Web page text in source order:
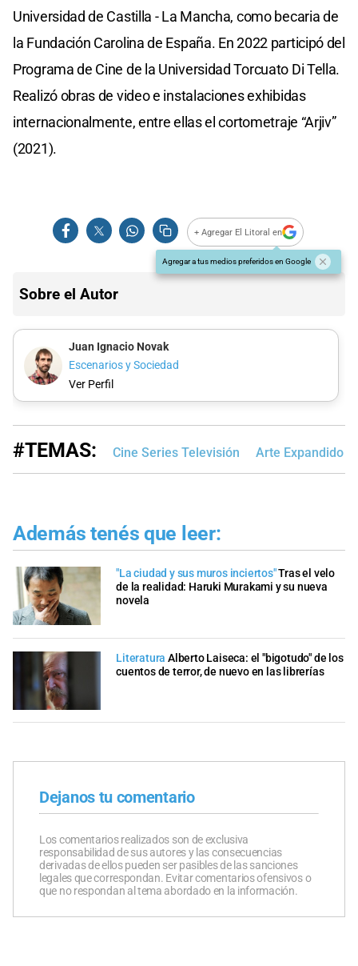
Universidad de Castilla - La Mancha, como becaria de
la Fundación Carolina de España. En 2022 participó del
Programa de Cine de la Universidad Torcuato Di Tella.
Realizó obras de video e instalaciones exhibidas
internacionalmente, entre ellas el cortometraje “Arjiv”
(2021).
+ Agregar El Litoral en
Agregar a tus medios preferidos en Google
Sobre el Autor
Juan Ignacio Novak
Escenarios y Sociedad
Ver Perfil
#TEMAS: Cine Series Televisión Arte Expandido
Además tenés que leer:
"La ciudad y sus muros inciertos"Tras el velo
de la realidad: Haruki Murakami y su nueva
novela
Literatura Alberto Laiseca: el "bigotudo" de los
cuentos de terror, de nuevo en las librerías
Dejanos tu comentario
Los comentarios realizados son de exclusiva
responsabilidad de sus autores y las consecuencias
derivadas de ellos pueden ser pasibles de las sanciones
legales que correspondan. Evitar comentarios ofensivos o
que no respondan al tema abordado en la información.